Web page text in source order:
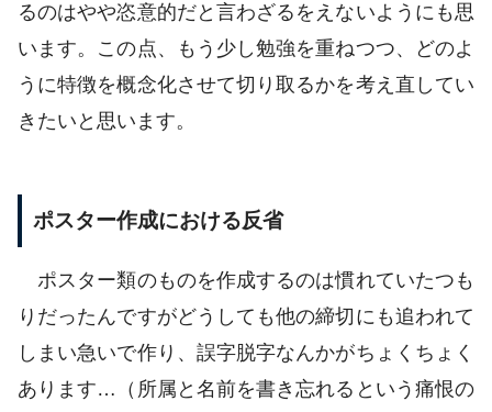
るのはやや恣意的だと言わざるをえないようにも思
います。この点、もう少し勉強を重ねつつ、どのよ
うに特徴を概念化させて切り取るかを考え直してい
きたいと思います。
ポスター作成における反省
ポスター類のものを作成するのは慣れていたつも
りだったんですがどうしても他の締切にも追われて
しまい急いで作り、誤字脱字なんかがちょくちょく
あります…（所属と名前を書き忘れるという痛恨の